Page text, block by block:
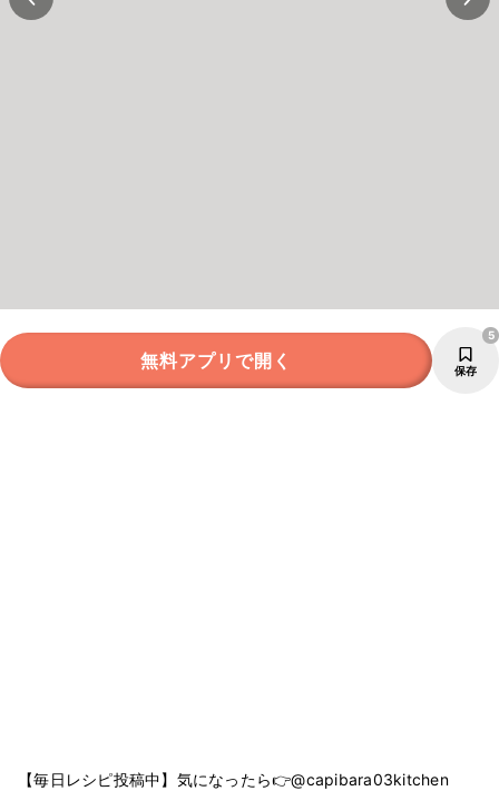
無料アプリで開く 保存
5
【毎日レシピ投稿中】気になったら👉@capibara03kitchen